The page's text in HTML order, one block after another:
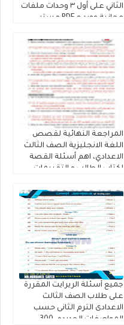
الثاني على أول ٣ وحدات ملفات
مجانية وورد و PDF مستر
المراجعة النهائية لقصص
اللغة الانجليزية الصف الثالث
الاعدادي، اهم أسئلة القصة
لكتاب الطالب و التقييمات
كتاب فايف ستارز
جميع أسئلة الريرايت المقررة
على طلاب الصف الثالث
الاعدادى الترم الثانى حسب
المواصفات الجديده، 300